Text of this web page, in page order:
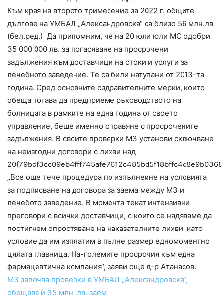
Към края на второто тримесечие за 2022 г. общите
дългове на УМБАЛ „Александровска“ са близо 56 млн.лв
(бел.ред.) Да припомним, че на 20 юли юли МС одобри
35 000 000 лв. за погасяване на просрочени
задължения към доставчици на стоки и услуги за
лечебното заведение. Те са били натупани от 2013-та
година. Сред основните оздравителните мерки, които
обеща тогава да предприеме ръководството на
болницата в рамките на една година от своето
управление, беше именно справяне с просрочените
задължения. В своите проверки МЗ установи сключване
на неизгодни договори с лихви над
„Все още тече процедура по изпълнеине на условията
за подписване на договора за заема между МЗ и
лечебото заведение. В момента текат интензивни
преговори с всички доставчици, с които се надяваме да
постигнем опростяване на наказателните лихви, като
условие да им изплатим в пълне размер едномоментно
цялата главница. На-големите просрочия към една
фармацевтична компания“, заяви още д-р Атанасов.
МЗ започва проверки в УМБАЛ „Александровска“,
обещава ѝ 35 млн. лв. заем